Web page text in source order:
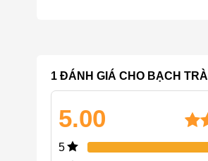
diệt men hay lên men, giúp
Ngoại hình:Những búp trà
tinh khôi và sang trọng.
Hương thơm:
Cực kỳ thanh
Một số loại có thể thoang
1 ĐÁNH GIÁ CHO BẠCH
5.00
1
5